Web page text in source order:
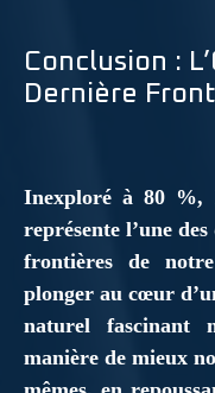
Conclusion :
Dernière
Inexploré à 80 %,
représente l’une
frontières de
plonger au cœur
naturel fascinant
manière de mieux